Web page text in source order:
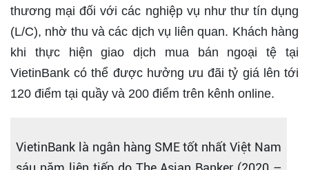
thương mại đối với các nghiệp vụ như thư tín dụng
(L/C), nhờ thu và các dịch vụ liên quan. Khách hàng
khi thực hiện giao dịch mua bán ngoại tệ tại
VietinBank có thể được hưởng ưu đãi tỷ giá lên tới
120 điểm tại quầy và 200 điểm trên kênh online.
VietinBank là ngân hàng SME tốt nhất Việt Nam